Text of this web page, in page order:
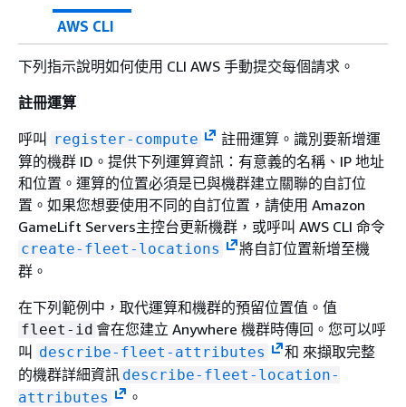
AWS CLI
下列指示說明如何使用 CLI AWS 手動提交每個請求。
註冊運算
呼叫 register-compute
註冊運算。識別要新增運
算的機群 ID。提供下列運算資訊：有意義的名稱、IP 地址
和位置。運算的位置必須是已與機群建立關聯的自訂位
置。如果您想要使用不同的自訂位置，請使用 Amazon
GameLift Servers主控台更新機群，或呼叫 AWS CLI 命令
create-fleet-locations
將自訂位置新增至機
群。
在下列範例中，取代運算和機群的預留位置值。值
fleet-id 會在您建立 Anywhere 機群時傳回。您可以呼
叫 describe-fleet-attributes
和 來擷取完整
的機群詳細資訊 describe-fleet-location-
attributes
。